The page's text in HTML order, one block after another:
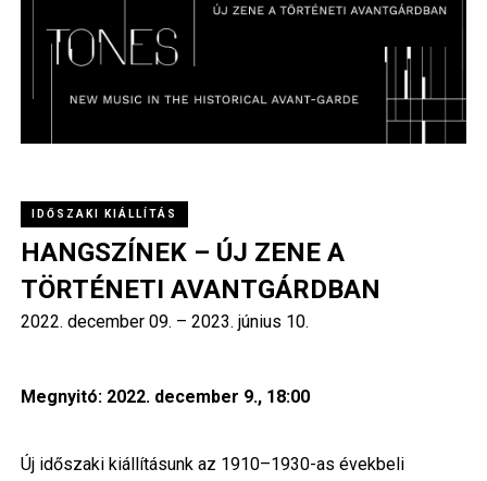
IDŐSZAKI KIÁLLÍTÁS
HANGSZÍNEK – ÚJ ZENE A
TÖRTÉNETI AVANTGÁRDBAN
2022. december 09. – 2023. június 10.
Megnyitó: 2022. december 9., 18:00
Új időszaki kiállításunk az 1910–1930-as évekbeli